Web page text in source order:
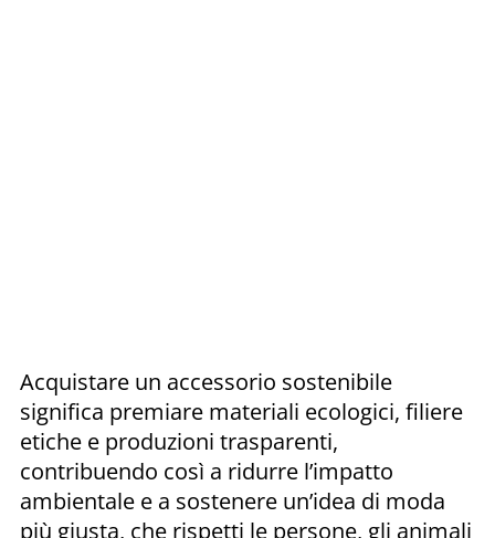
Acquistare un accessorio sostenibile
significa premiare materiali ecologici, filiere
etiche e produzioni trasparenti,
contribuendo così a ridurre l’impatto
ambientale e a sostenere un’idea di moda
più giusta, che rispetti le persone, gli animali